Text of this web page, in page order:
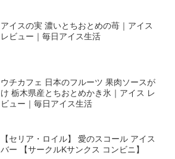
アイスの実 濃いとちおとめの苺｜アイス
レビュー｜毎日アイス生活
ウチカフェ 日本のフルーツ 果肉ソースが
け 栃木県産とちおとめかき氷｜アイス レ
ビュー｜毎日アイス生活
【セリア・ロイル】 愛のスコール アイス
バー 【サークルKサンクス コンビニ】